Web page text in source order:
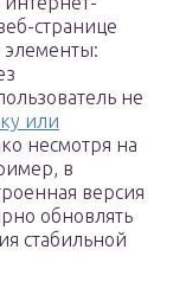
странице
элементы:
не
или
несмотря на
в
версия
обновлять
стабильной